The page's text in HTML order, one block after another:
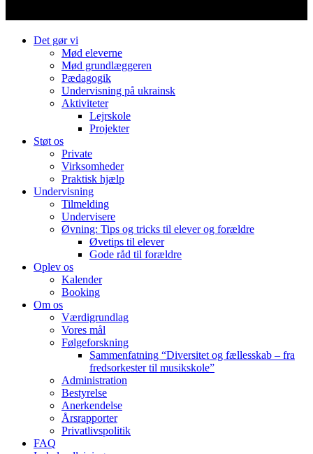
Det gør vi
Mød eleverne
Mød grundlæggeren
Pædagogik
Undervisning på ukrainsk
Aktiviteter
Lejrskole
Projekter
Støt os
Private
Virksomheder
Praktisk hjælp
Undervisning
Tilmelding
Undervisere
Øvning: Tips og tricks til elever og forældre
Øvetips til elever
Gode råd til forældre
Oplev os
Kalender
Booking
Om os
Værdigrundlag
Vores mål
Følgeforskning
Sammenfatning “Diversitet og fællesskab – fra
fredsorkester til musikskole”
Administration
Bestyrelse
Anerkendelse
Årsrapporter
Privatlivspolitik
FAQ